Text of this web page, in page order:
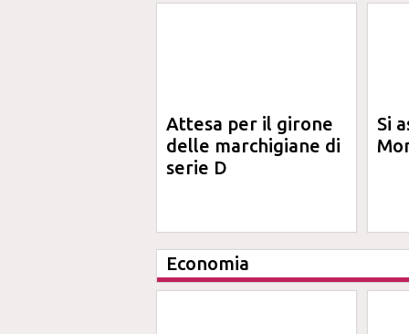
Attesa per il girone
delle marchigiane di
serie D
Si
Economia